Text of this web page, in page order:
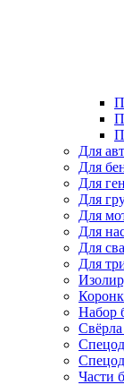
Для
Для
Для
Для
Для
Для
Для
Для
Набор
Части